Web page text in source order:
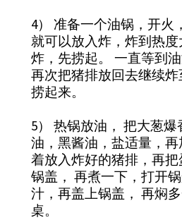
4） 准备一个油锅，开火
就可以放入炸，炸到热
炸，先捞起。 一直等到油
再次把猪排放回去继续
捞起来。
5） 热锅放油， 把大葱
油，黑酱油，盐适量，
着放入炸好的猪排，再
锅盖， 再煮一下，打开
汁，再盖上锅盖， 再焖
桌。